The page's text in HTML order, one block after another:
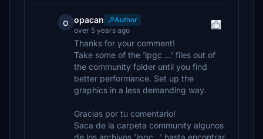
o opacan
Author
over 5 years ago
Thanks for your comment!
Take some of the 'lpgc ...' files out of
the community folder until you find
better performance. Set up the
graphics in a less demanding way.
Gracias por tu comentario!
Saca de la carpeta community algunos
de los archivos 'lpgc...' hasta encontrar